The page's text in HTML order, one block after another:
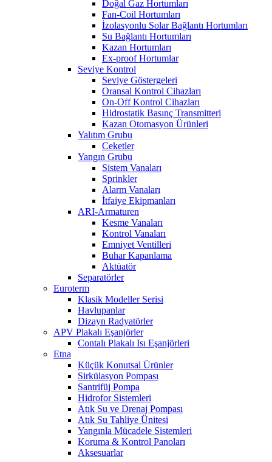
Doğal Gaz Hortumları
Fan-Coil Hortumları
İzolasyonlu Solar Bağlantı Hortumları
Su Bağlantı Hortumları
Kazan Hortumları
Ex-proof Hortumlar
Seviye Kontrol
Seviye Göstergeleri
Oransal Kontrol Cihazları
On-Off Kontrol Cihazları
Hidrostatik Basınç Transmitteri
Kazan Otomasyon Ürünleri
Yalıtım Grubu
Ceketler
Yangın Grubu
Sistem Vanaları
Sprinkler
Alarm Vanaları
İtfaiye Ekipmanları
ARI-Armaturen
Kesme Vanaları
Kontrol Vanaları
Emniyet Ventilleri
Buhar Kapanlama
Aktüatör
Separatörler
Euroterm
Klasik Modeller Serisi
Havlupanlar
Dizayn Radyatörler
APV Plakalı Eşanjörler
Contalı Plakalı Isı Eşanjörleri
Etna
Küçük Konutsal Ürünler
Sirkülasyon Pompası
Santrifüj Pompa
Hidrofor Sistemleri
Atık Su ve Drenaj Pompası
Atık Su Tahliye Ünitesi
Yangınla Mücadele Sistemleri
Koruma & Kontrol Panoları
Aksesuarlar